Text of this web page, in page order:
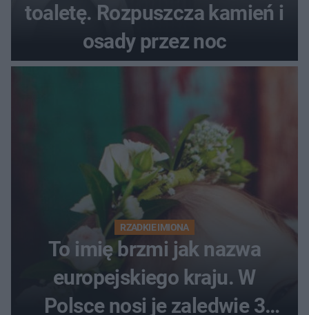
toaletę. Rozpuszcza kamień i
osady przez noc
RZADKIE IMIONA
To imię brzmi jak nazwa
europejskiego kraju. W
Polsce nosi je zaledwie 3